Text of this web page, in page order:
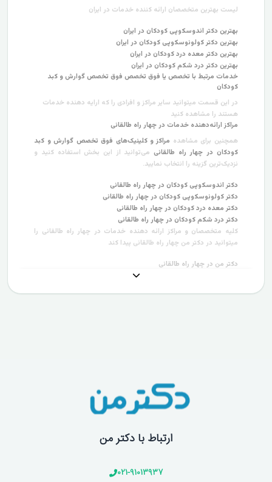
لیست بهترین متخصصان ارائه کننده خدمات در ایران
بهترین دکتر اندوسکوپی کودکان در ایران
بهترین دکتر کولونوسکوپی کودکان در ایران
بهترین دکتر معده درد کودکان در ایران
بهترین دکتر درد شکم کودکان در ایران
خدمات مرتبط با تخصص یا فوق تخصص فوق تخصص گوارش و کبد
کودکان
در این قسمت میتوانید سایر مراکز و افرادی را که ارایه دهنده خدمات
هستند را مشاهده کنید
مراکز ارائه‌دهنده خدمات در چهار راه طالقانی
همچنین برای مشاهده مراکز و کلینیک‌های فوق تخصص گوارش و کبد
کودکان در چهار راه طالقانیمی‌توانید از این بخش استفاده کنید و
نزدیک‌ترین گزینه را انتخاب نمایید.
دکتر اندوسکوپی کودکان در چهار راه طالقانی
دکتر کولونوسکوپی کودکان در چهار راه طالقانی
دکتر معده درد کودکان در چهار راه طالقانی
دکتر درد شکم کودکان در چهار راه طالقانی
کلیه متخصصان و مراکز ارائه دهنده خدمات در چهار راه طالقانی را
میتوانید در دکتر من چهار راه طالقانی پیدا کند
دکتر من در چهار راه طالقانی
ارتباط با دکتر من
021-91013937